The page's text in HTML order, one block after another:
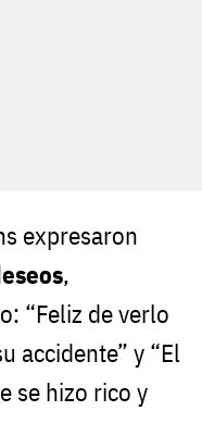
expresaron
,
“Feliz de verlo
accidente” y “El
se hizo rico y